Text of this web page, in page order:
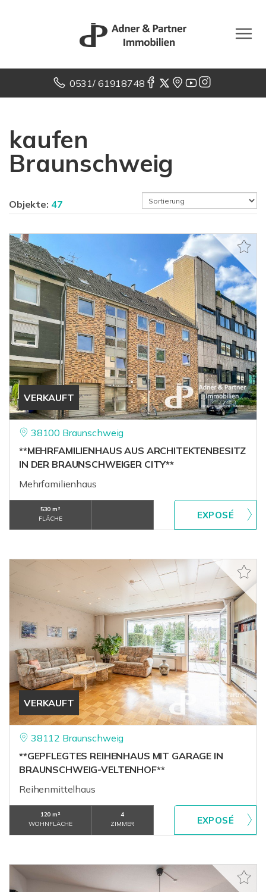
0531/ 61918748
kaufen
Braunschweig
Objekte: 47
VERKAUFT
38100 Braunschweig
**MEHRFAMILIENHAUS AUS ARCHITEKTENBESITZ
IN DER BRAUNSCHWEIGER CITY**
Mehrfamilienhaus
530 m²
FLÄCHE
VERKAUFT
38112 Braunschweig
**GEPFLEGTES REIHENHAUS MIT GARAGE IN
BRAUNSCHWEIG-VELTENHOF**
Reihenmittelhaus
120 m²
WOHNFLÄCHE
4
ZIMMER